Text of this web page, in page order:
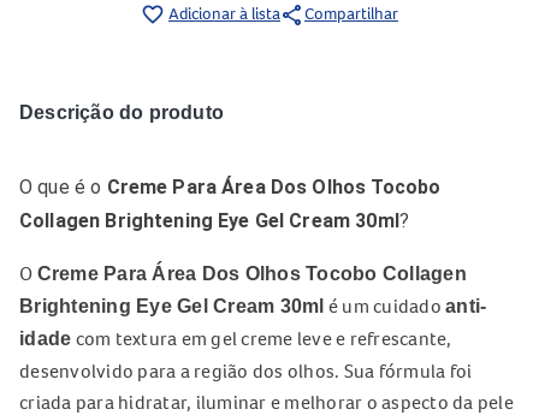
favorite_border Adicionar à listashareCompartilhar
Descrição do produto
O que é o Creme Para Área Dos Olhos Tocobo
Collagen Brightening Eye Gel Cream 30ml?
O Creme Para Área Dos Olhos Tocobo Collagen
Brightening Eye Gel Cream 30ml é um cuidado anti-
idade com textura em gel creme leve e refrescante,
desenvolvido para a região dos olhos. Sua fórmula foi
criada para hidratar, iluminar e melhorar o aspecto da pele